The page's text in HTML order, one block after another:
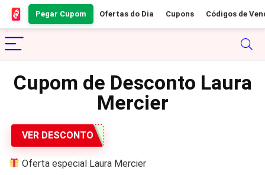
Pegar Cupom Ofertas do Dia Cupons Códigos de
Cupom de Desconto Laura
Mercier
VER DESCONTO
Oferta especial Laura Mercier